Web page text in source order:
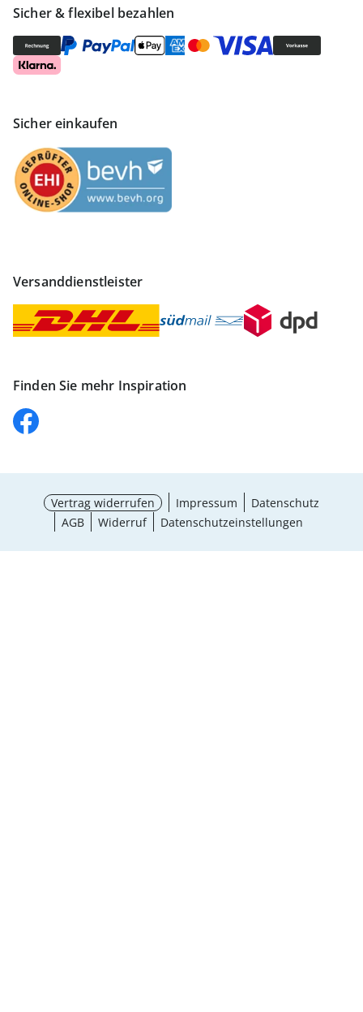
Sicher & flexibel bezahlen
Sicher einkaufen
Versanddienstleister
Finden Sie mehr Inspiration
Vertrag widerrufen Impressum
Datenschutz
AGB
Widerruf Datenschutzeinstellungen